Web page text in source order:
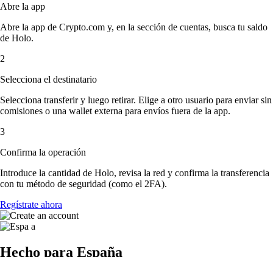
Abre la app
Abre la app de Crypto.com y, en la sección de cuentas, busca tu saldo
de Holo.
2
Selecciona el destinatario
Selecciona transferir y luego retirar. Elige a otro usuario para enviar sin
comisiones o una wallet externa para envíos fuera de la app.
3
Confirma la operación
Introduce la cantidad de Holo, revisa la red y confirma la transferencia
con tu método de seguridad (como el 2FA).
Regístrate ahora
Hecho para España